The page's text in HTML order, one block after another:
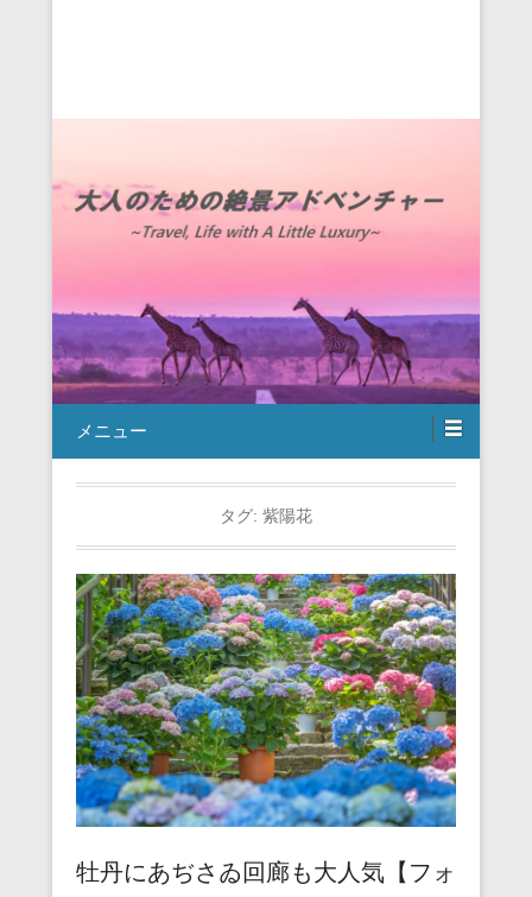
メニュー
タグ: 紫陽花
牡丹にあぢさゐ回廊も大人気【フォ